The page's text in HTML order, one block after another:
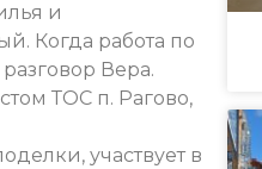
и
Когда работа по
Вера.
ТОС п. Рагово,
участвует в